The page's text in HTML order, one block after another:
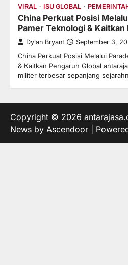
VIRAL ISU GLOBAL
China Perkuat Posisi
Pamer Teknologi & Kaitkan
Dylan Bryant September 3,
China Perkuat Posisi Melalui
& Kaitkan Pengaruh Global
militer terbesar sepanjang
Copyright © 2026
News by Ascendoor |